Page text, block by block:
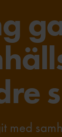
med